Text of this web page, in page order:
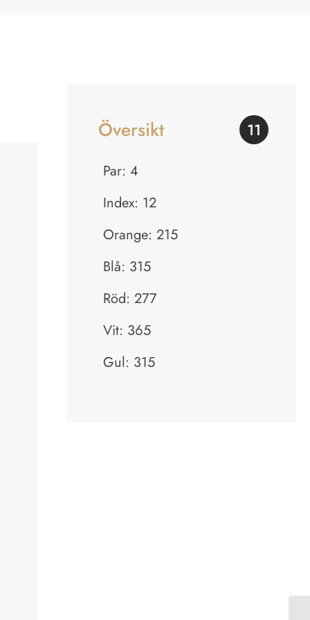
Översikt 11
Par: 4
Index: 12
Orange: 215
Blå: 315
Röd: 277
Vit: 365
Gul: 315